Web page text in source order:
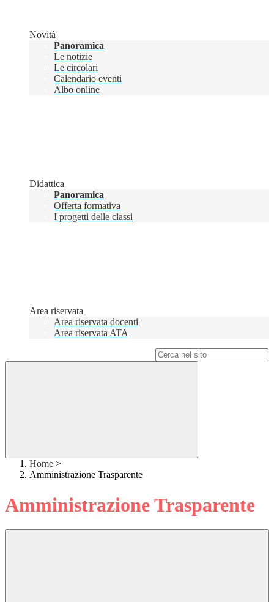
Novità
Panoramica
Le notizie
Le circolari
Calendario eventi
Albo online
Didattica
Panoramica
Offerta formativa
I progetti delle classi
Area riservata
Area riservata docenti
Area riservata ATA
Home >
Amministrazione Trasparente
Amministrazione Trasparente